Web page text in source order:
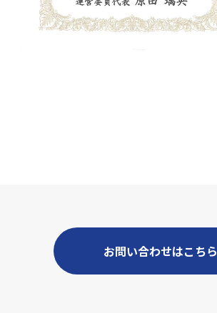
お問い合わせはこちら